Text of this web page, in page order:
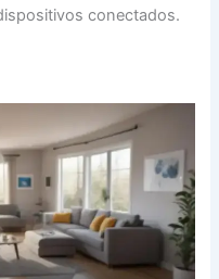
conectados.